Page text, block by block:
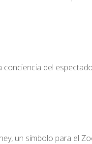
del
un símbolo para el